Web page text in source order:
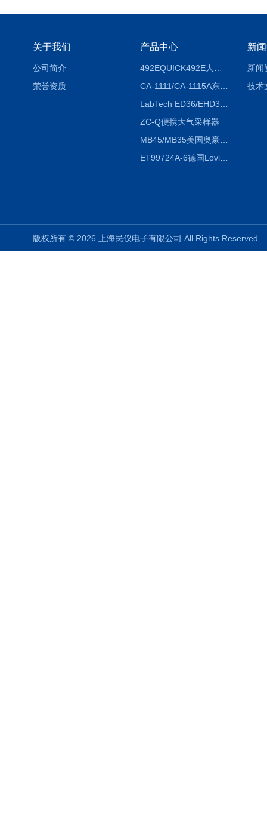
关于我们
公司简介
荣誉资质
产品中心
CA-1111/CA-1115A东京理化EYELA CA-1111/CA-1115A冷却水循环装置
ZC-Q便携大气采样器
MB45/MB35美国奥豪斯OHAUS MB45/MB35卤素红外水分测定仪
ET99724A-6德国Lovibond ET99724A-6微电脑BOD测定仪
新
新闻
技术
版权所有 © 2026 上海民仪电子有限公司 All Rights